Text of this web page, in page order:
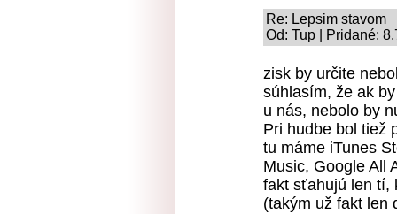
Re: Lepsim stavom
Od: Tup | Pridané:
zisk by určite
súhlasím, že ak
u nás, nebolo by
Pri hudbe bol tiež
tu máme iTunes
Music, Google All
fakt sťahujú len tí,
(takým už fakt len